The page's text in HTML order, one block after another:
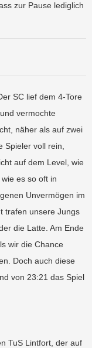
zur Pause lediglich
SC lief dem 4-Tore
vermochte
näher als auf zwei
Spieler voll rein,
auf dem Level, wie
es so oft in
Unvermögen im
trafen unsere Jungs
die Latte. Am Ende
wir die Chance
Doch auch diese
von 23:21 das Spiel
TuS Lintfort, der auf